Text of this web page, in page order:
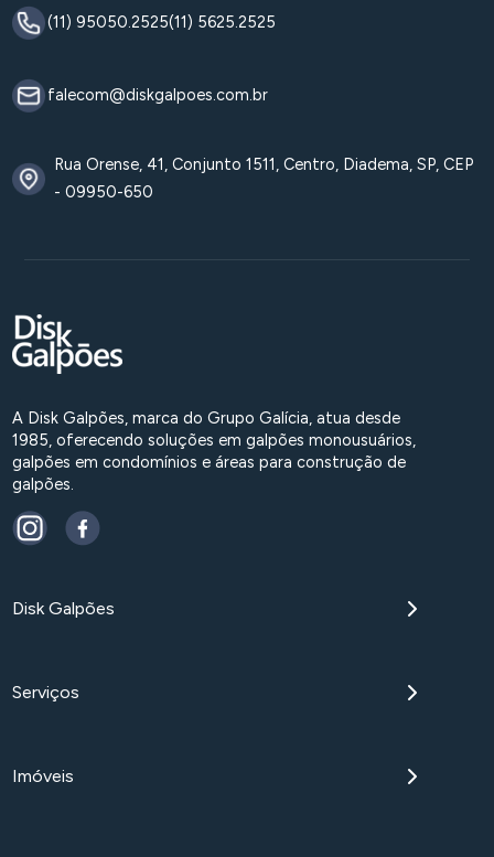
(11) 95050.2525(11) 5625.2525
falecom@diskgalpoes.com.br
Rua Orense, 41, Conjunto 1511, Centro, Diadema, SP, CEP
- 09950-650
A Disk Galpões, marca do Grupo Galícia, atua desde
1985, oferecendo soluções em galpões monousuários,
galpões em condomínios e áreas para construção de
galpões.
Disk Galpões
Serviços
Imóveis